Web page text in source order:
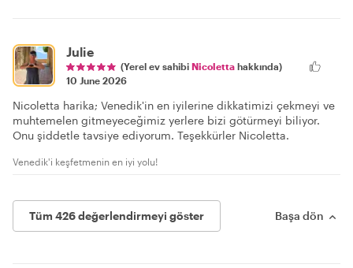
Julie
(Yerel ev sahibi Nicoletta hakkında)
10 June 2026
Nicoletta harika; Venedik'in en iyilerine dikkatimizi çekmeyi ve
muhtemelen gitmeyeceğimiz yerlere bizi götürmeyi biliyor.
Onu şiddetle tavsiye ediyorum. Teşekkürler Nicoletta.
Venedik'i keşfetmenin en iyi yolu!
Tüm 426 değerlendirmeyi göster Başa dön